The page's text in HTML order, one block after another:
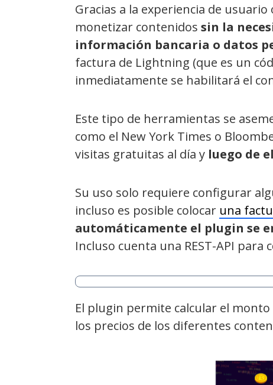
Gracias a la experiencia de
monetizar contenidos sin la
información bancaria o datos
factura de Lightning (que es un
inmediatamente se habilitará el
Este tipo de herramientas se
como el New York Times o
visitas gratuitas al día y luego de
Su uso solo requiere configurar
incluso es posible colocar una
automáticamente el plugin se
Incluso cuenta una REST-API
El plugin permite calcular el
los precios de los diferentes